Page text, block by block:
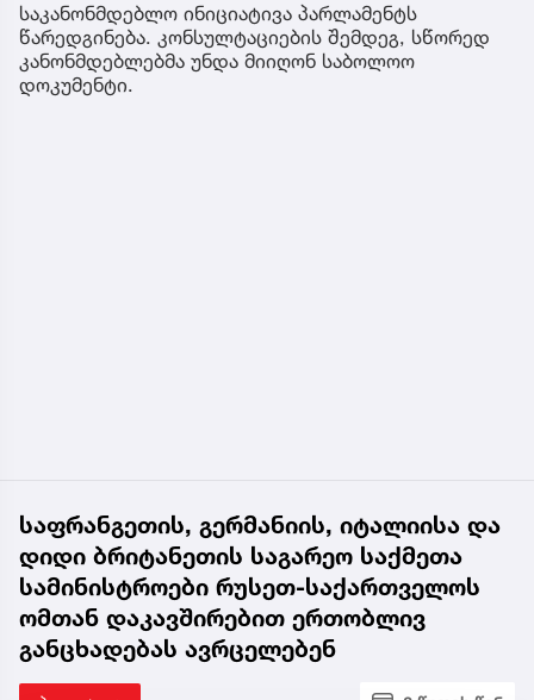
საკანონმდებლო ინიციატივა პარლამენტს
წარედგინება. კონსულტაციების შემდეგ, სწორედ
კანონმდებლებმა უნდა მიიღონ საბოლოო
დოკუმენტი.
საფრანგეთის, გერმანიის, იტალიისა და
დიდი ბრიტანეთის საგარეო საქმეთა
სამინისტროები რუსეთ-საქართველოს
ომთან დაკავშირებით ერთობლივ
განცხადებას ავრცელებენ